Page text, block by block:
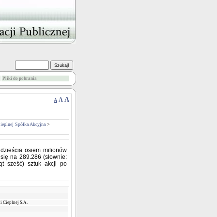
Pliki do pobrania
A A A
Spółka Akcyjna >
osiem milionów
na 289.286 (słownie:
sześć) sztuk akcji po
Cieplnej S.A.